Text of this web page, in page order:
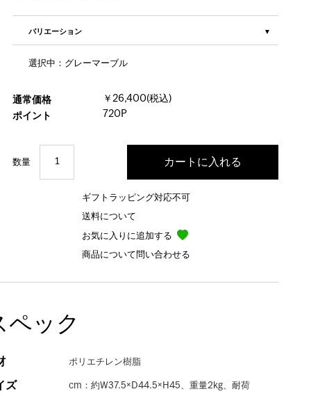
バリエーション
選択中：グレーマーブル
通常価格
￥26,400(税込)
ポイント
720P
数量
ギフトラッピング対応不可
送料について
お気に入りに追加する
商品について問い合わせる
ペック
ポリエチレン樹脂
ズ
cm：約W37.5×D44.5×H45、重量2kg、耐荷